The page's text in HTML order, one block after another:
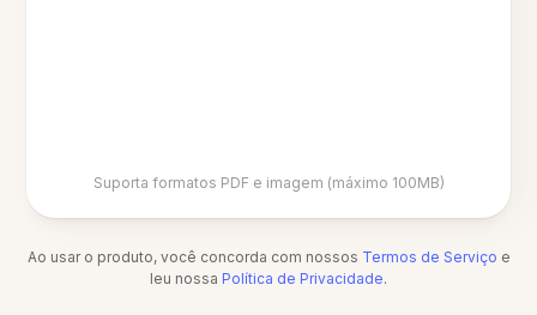
Suporta formatos PDF e imagem (máximo 100MB)
Ao usar o produto, você concorda com nossos Termos de Serviço e
leu nossa Política de Privacidade.